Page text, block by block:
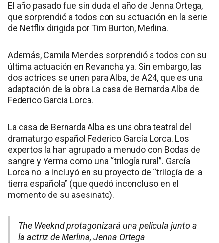
El año pasado fue sin duda el año de Jenna Ortega,
que sorprendió a todos con su actuación en la serie
de Netflix dirigida por Tim Burton, Merlina.
Además, Camila Mendes sorprendió a todos con su
última actuación en Revancha ya. Sin embargo, las
dos actrices se unen para Alba, de A24, que es una
adaptación de la obra La casa de Bernarda Alba de
Federico García Lorca.
La casa de Bernarda Alba es una obra teatral del
dramaturgo español Federico García Lorca. Los
expertos la han agrupado a menudo con Bodas de
sangre y Yerma como una “trilogía rural”. García
Lorca no la incluyó en su proyecto de “trilogía de la
tierra española” (que quedó inconcluso en el
momento de su asesinato).
The Weeknd protagonizará una película junto a
la actriz de Merlina, Jenna Ortega